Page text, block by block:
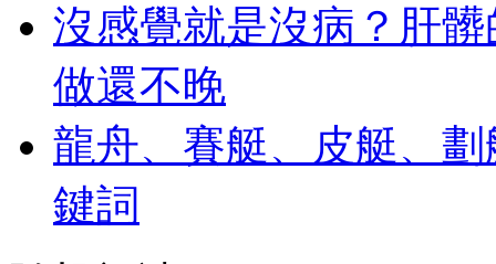
沒感覺就是沒病？肝
做還不晚
龍舟、賽艇、皮艇、
鍵詞